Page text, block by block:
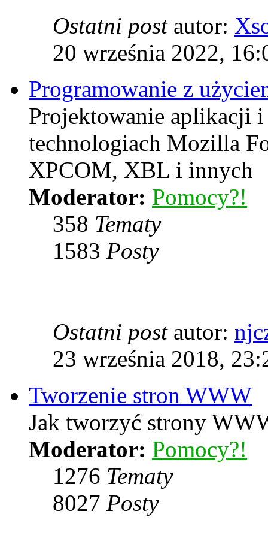
Ostatni postautor:
20 września 2022,
Programowanie z
Projektowanie aplikacji i
technologiach Mozilla
XPCOM, XBL i innych
Moderator: Pomocy?!
358 Tematy
1583 Posty
Ostatni postautor:
23 września 2018,
Tworzenie stron WWW
Jak tworzyć strony
Moderator: Pomocy?!
1276 Tematy
8027 Posty